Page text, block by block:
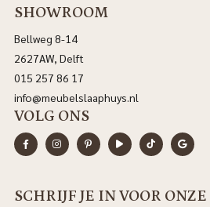
SHOWROOM
Bellweg 8-14
2627AW, Delft
015 257 86 17
info@meubelslaaphuys.nl
VOLG ONS
SCHRIJF JE IN VOOR ONZE